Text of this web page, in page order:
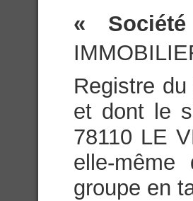
«
Registre
et dont le
78110 LE
elle-
groupe en